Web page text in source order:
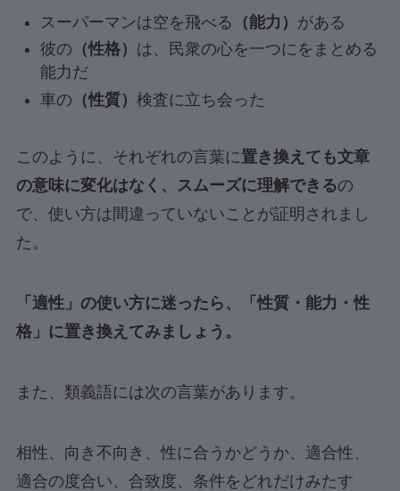
スーパーマンは空を飛べる （能力） がある
彼の （性格） は、民衆の心を一つにをまとめる
能力だ
車の （性質） 検査に立ち会った
このように、それぞれの言葉に置き換えても文章
の意味に変化はなく、スムーズに理解できるの
で、使い方は間違っていないことが証明されまし
た。
「適性」の使い方に迷ったら、「性質・能力・性
格」に置き換えてみましょう。
また、類義語には次の言葉があります。
相性、向き不向き、性に合うかどうか、適合性、
適合の度合い、合致度、条件をどれだけみたす